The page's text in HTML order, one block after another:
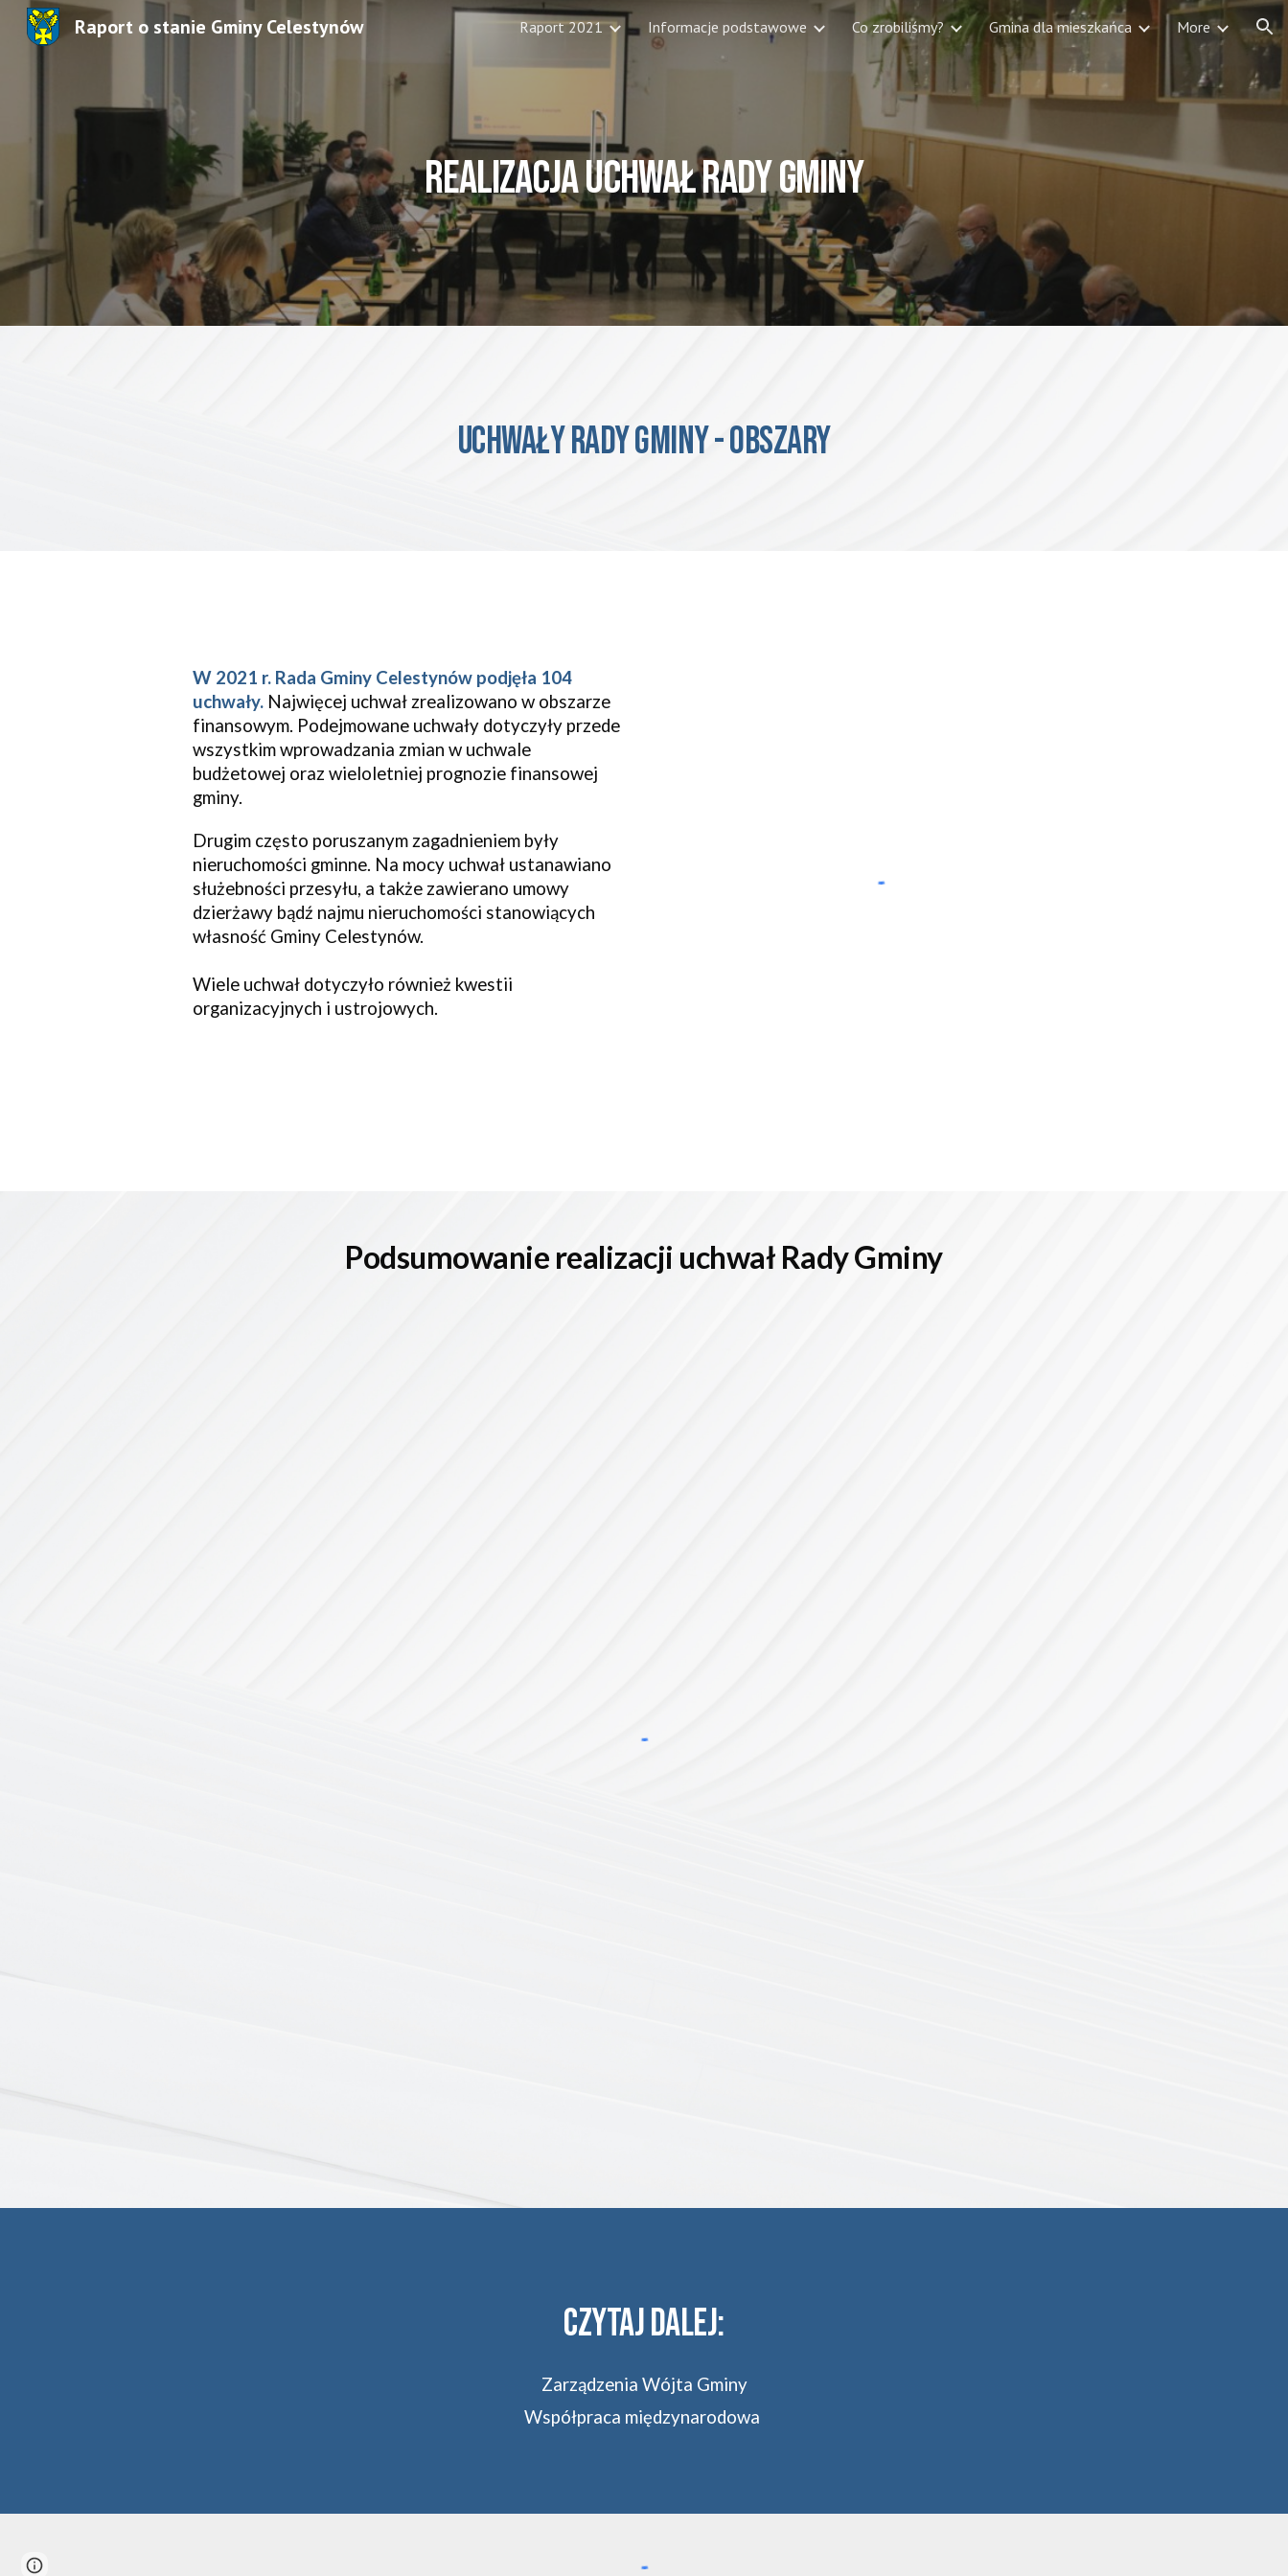
Skip to main content Skip to navigation
Raport o stanie Gminy Celestynów Raport 2021 Informacje podstawowe Co zrobiliśmy? Gmina dla mieszkańca More
REALIZACJA UCHWAŁ RADY GMINY
Uchwały RADY GMINY - obszary
W 2021 r. Rada Gminy Celestynów podjęła 104
uchwały. Najwięcej uchwał zrealizowano w obszarze
finansowym. Podejmowane uchwały dotyczyły przede
wszystkim wprowadzania zmian w uchwale
budżetowej oraz wieloletniej prognozie finansowej
gminy.
Drugim często poruszanym zagadnieniem były
nieruchomości gminne. Na mocy uchwał ustanawiano
służebności przesyłu, a także zawierano umowy
dzierżawy bądź najmu nieruchomości stanowiących
własność Gminy Celestynów.
Wiele uchwał dotyczyło również kwestii
organizacyjnych i ustrojowych.
Podsumowanie realizacji uchwał Rady Gminy
CZYTAJ DALEJ:
Zarządzenia Wójta Gminy
Współpraca międzynarodowa